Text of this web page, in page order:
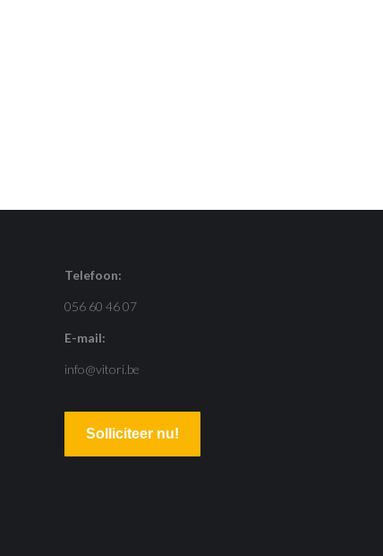
Telefoon:
056 60 46 07
E-mail:
info@vitori.be
Solliciteer nu!